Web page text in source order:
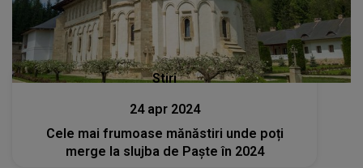
Stiri
24 apr 2024
Cele mai frumoase mănăstiri unde poți
merge la slujba de Paște în 2024